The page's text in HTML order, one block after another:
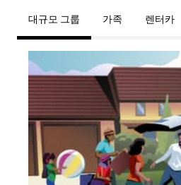
대규모 그룹 가족 렌터카